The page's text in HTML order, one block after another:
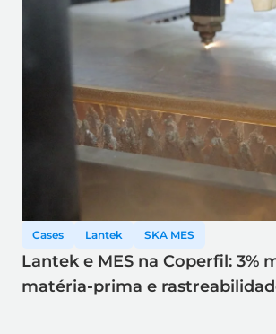
Cases Lantek SKA MES
Lantek e MES na Coperfil: 3%
matéria-prima e